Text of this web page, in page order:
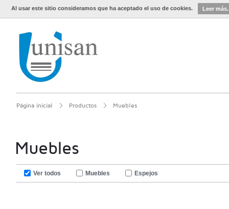
Al usar este sitio consideramos que ha aceptado el uso de cookies. Leer más.
Página inicial Productos Muebles
Muebles
Ver todos Muebles Espejos